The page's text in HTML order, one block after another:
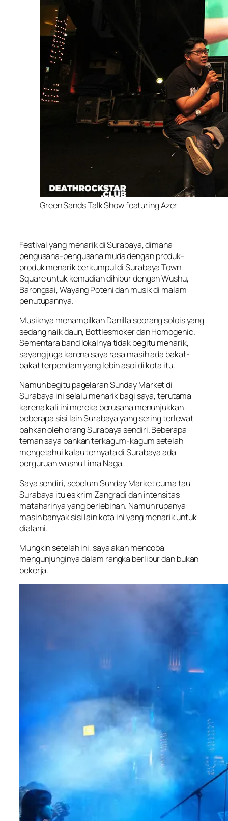
Green Sands Talk Show featuring Azer
Festival yang menarik di Surabaya, dimana
pengusaha-pengusaha muda dengan produk-
produk menarik berkumpul di Surabaya Town
Square untuk kemudian dihibur dengan Wushu,
Barongsai, Wayang Potehi dan musik di malam
penutupannya.
Musiknya menampilkan Danilla seorang solois yang
sedang naik daun, Bottlesmoker dan Homogenic.
Sementara band lokalnya tidak begitu menarik,
sayang juga karena saya rasa masih ada bakat-
bakat terpendam yang lebih asoi di kota itu.
Namun begitu pagelaran Sunday Market di
Surabaya ini selalu menarik bagi saya, terutama
karena kali ini mereka berusaha menunjukkan
beberapa sisi lain Surabaya yang sering terlewat
bahkan oleh orang Surabaya sendiri. Beberapa
teman saya bahkan terkagum-kagum setelah
mengetahui kalau ternyata di Surabaya ada
perguruan wushu Lima Naga.
Saya sendiri, sebelum Sunday Market cuma tau
Surabaya itu es krim Zangradi dan intensitas
mataharinya yang berlebihan. Namun rupanya
masih banyak sisi lain kota ini yang menarik untuk
dialami.
Mungkin setelah ini, saya akan mencoba
mengunjunginya dalam rangka berlibur dan bukan
bekerja.